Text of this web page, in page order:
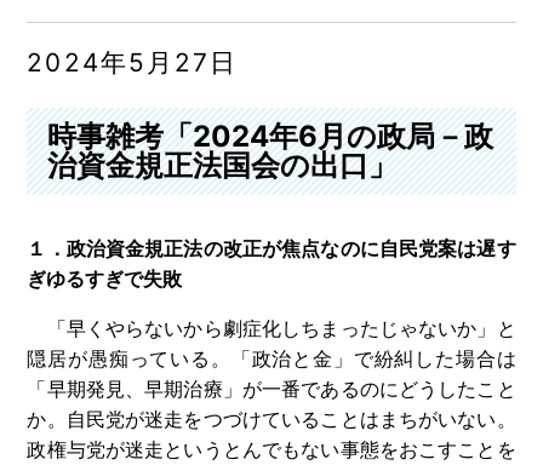
2024年5月27日
時事雑考「2024年6月の政局－政
治資金規正法国会の出口」
１．政治資金規正法の改正が焦点なのに自民党案は遅す
ぎゆるすぎで失敗
「早くやらないから劇症化しちまったじゃないか」と
隠居が愚痴っている。「政治と金」で紛糾した場合は
「早期発見、早期治療」が一番であるのにどうしたこと
か。自民党が迷走をつづけていることはまちがいない。
政権与党が迷走というとんでもない事態をおこすことを